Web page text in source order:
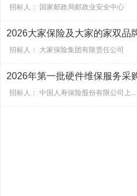
招标人： 国家邮政局邮政业安全中心
2026大家保险及大家的家双品
招标人： 大家保险集团有限责任公司
2026年第一批硬件维保服务采
招标人： 中国人寿保险股份有限公司上...